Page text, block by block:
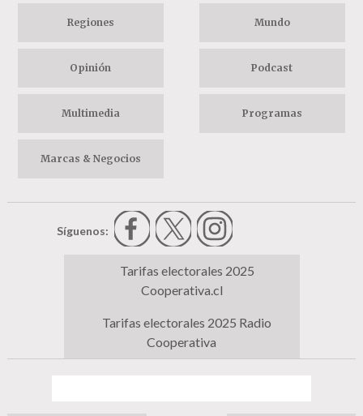
Regiones Mundo
Opinión Podcast
Multimedia Programas
Marcas & Negocios
Síguenos:
Tarifas electorales 2025
Cooperativa.cl
Tarifas electorales 2025 Radio
Cooperativa